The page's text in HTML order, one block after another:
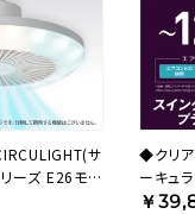
サ
ーズ E26モデ
◆クリ
ーキュ
ングモ
￥